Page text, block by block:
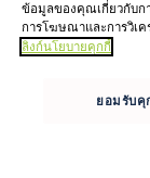
ข้อมูลของคุณเกี่ยวกับก
การโฆษณาและการวิเ
ลิงก์นโยบายคุกกี้
ยอมรับ